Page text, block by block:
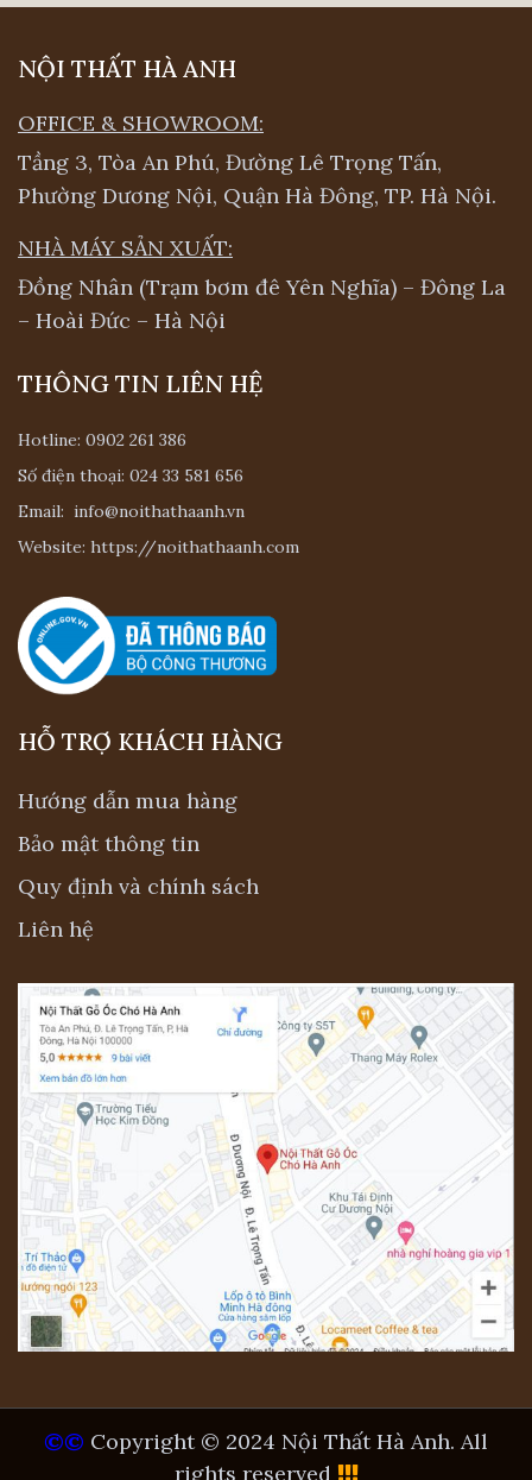
NỘI THẤT HÀ ANH
OFFICE & SHOWROOM:
Tầng 3, Tòa An Phú, Đường Lê Trọng Tấn,
Phường Dương Nội, Quận Hà Đông, TP. Hà Nội.
NHÀ MÁY SẢN XUẤT:
Đồng Nhân (Trạm bơm đê Yên Nghĩa) – Đông La
– Hoài Đức – Hà Nội
THÔNG TIN LIÊN HỆ
Hotline: 0902 261 386
Số điện thoại: 024 33 581 656
Email: info@noithathaanh.vn
Website: https://noithathaanh.com
HỖ TRỢ KHÁCH HÀNG
Hướng dẫn mua hàng
Bảo mật thông tin
Quy định và chính sách
Liên hệ
©© Copyright © 2024 Nội Thất Hà Anh. All
rights reserved